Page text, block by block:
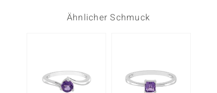
Ähnlicher Schmuck